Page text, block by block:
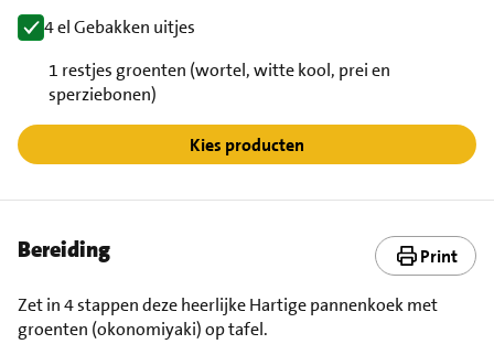
4 el Gebakken uitjes
1 restjes groenten (wortel, witte kool, prei en
sperziebonen)
Kies producten
Bereiding Print
Zet in 4 stappen deze heerlijke Hartige pannenkoek met
groenten (okonomiyaki) op tafel.